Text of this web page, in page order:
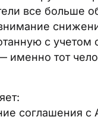
все больше
с
именно тот
соглашения с